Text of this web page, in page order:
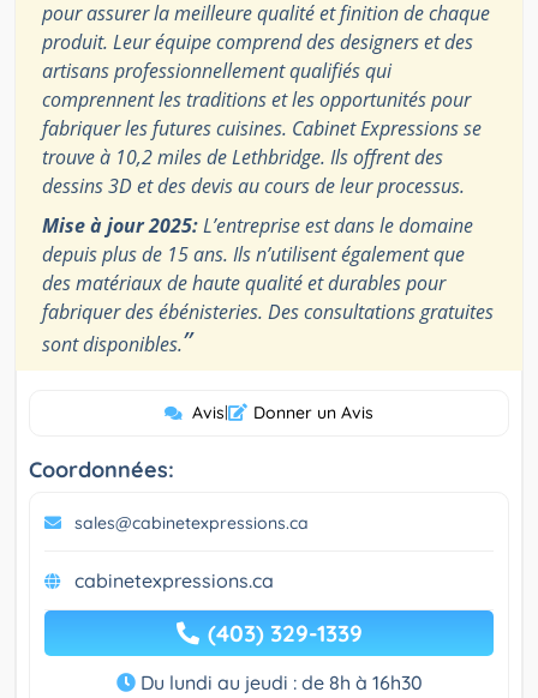
pour assurer la meilleure qualité et finition de chaque
produit. Leur équipe comprend des designers et des
artisans professionnellement qualifiés qui
comprennent les traditions et les opportunités pour
fabriquer les futures cuisines. Cabinet Expressions se
trouve à 10,2 miles de Lethbridge. Ils offrent des
dessins 3D et des devis au cours de leur processus.
Mise à jour 2025:L’entreprise est dans le domaine
depuis plus de 15 ans. Ils n’utilisent également que
des matériaux de haute qualité et durables pour
fabriquer des ébénisteries. Des consultations gratuites
sont disponibles.”
Avis| Donner un Avis
Coordonnées:
sales@cabinetexpressions.ca
cabinetexpressions.ca
(403) 329-1339
Du lundi au jeudi : de 8h à 16h30